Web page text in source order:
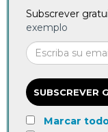
Subscrever
exemplo
SUBSCREVER
Marcar